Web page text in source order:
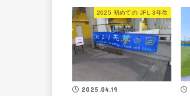
2025 初めての JFL 3年生
2025.04.19